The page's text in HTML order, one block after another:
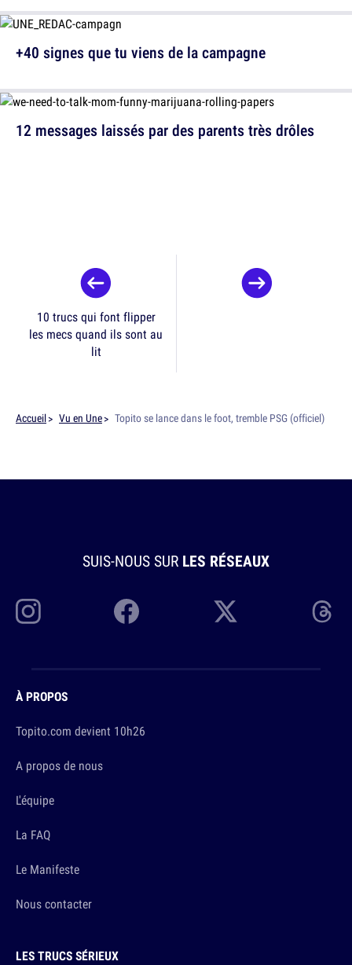
12 messages laissés par des parents très drôles
+40 signes que tu viens de la campagne
10 trucs qui font flipper
les mecs quand ils sont au
lit
Accueil Vu en Une Topito se lance dans le foot, tremble PSG (officiel)
SUIS-NOUS SUR LES RÉSEAUX
À PROPOS
Topito.com devient 10h26
A propos de nous
L'équipe
La FAQ
Le Manifeste
Nous contacter
LES TRUCS SÉRIEUX